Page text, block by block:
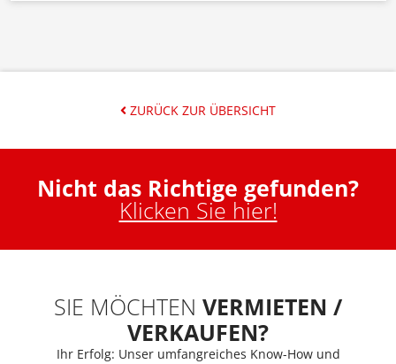
ZURÜCK ZUR ÜBERSICHT
Nicht das Richtige gefunden?
Klicken Sie hier!
SIE MÖCHTEN VERMIETEN /
VERKAUFEN?
Ihr Erfolg: Unser umfangreiches Know-How und